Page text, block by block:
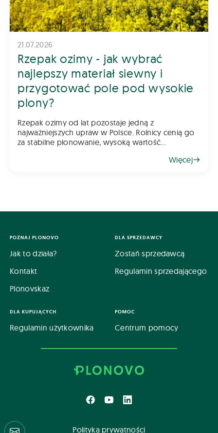
21.07.2026
Rzepak ozimy - jak wybrać
najlepszy materiał siewny i
przygotować pole pod wysokie
plony?
Rzepak ozimy od lat pozostaje jedną z
najważniejszych upraw w Polsce. Rolnicy cenią go
za stabilne plonowanie, wysoką wartość
jako świetnego przedplonu. Aby jednak rzepak
Więcej
POZNAJ PLONOVO
Jak to działa?
Kontakt
Plonovskaz
DLA SPRZEDAWCY
Zostań sprzedawcą
Regulamin sprzedającego
DLA KUPUJĄCYCH
Regulamin użytkownika
POMOC
Centrum pomocy
Polityka prywatności